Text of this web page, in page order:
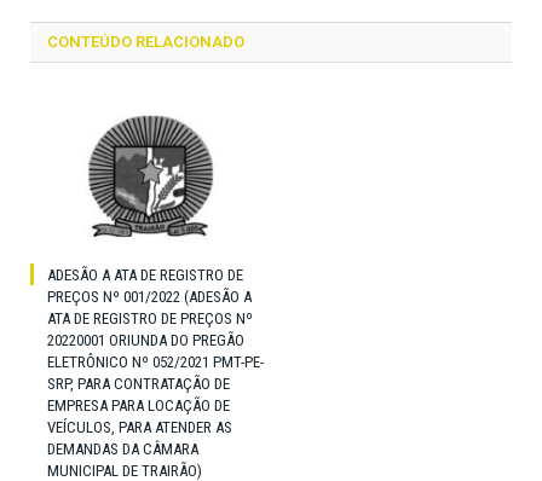
CONTEÚDO RELACIONADO
ADESÃO A ATA DE REGISTRO DE
PREÇOS Nº 001/2022 (ADESÃO A
ATA DE REGISTRO DE PREÇOS Nº
20220001 ORIUNDA DO PREGÃO
ELETRÔNICO Nº 052/2021 PMT-PE-
SRP, PARA CONTRATAÇÃO DE
EMPRESA PARA LOCAÇÃO DE
VEÍCULOS, PARA ATENDER AS
DEMANDAS DA CÂMARA
MUNICIPAL DE TRAIRÃO)